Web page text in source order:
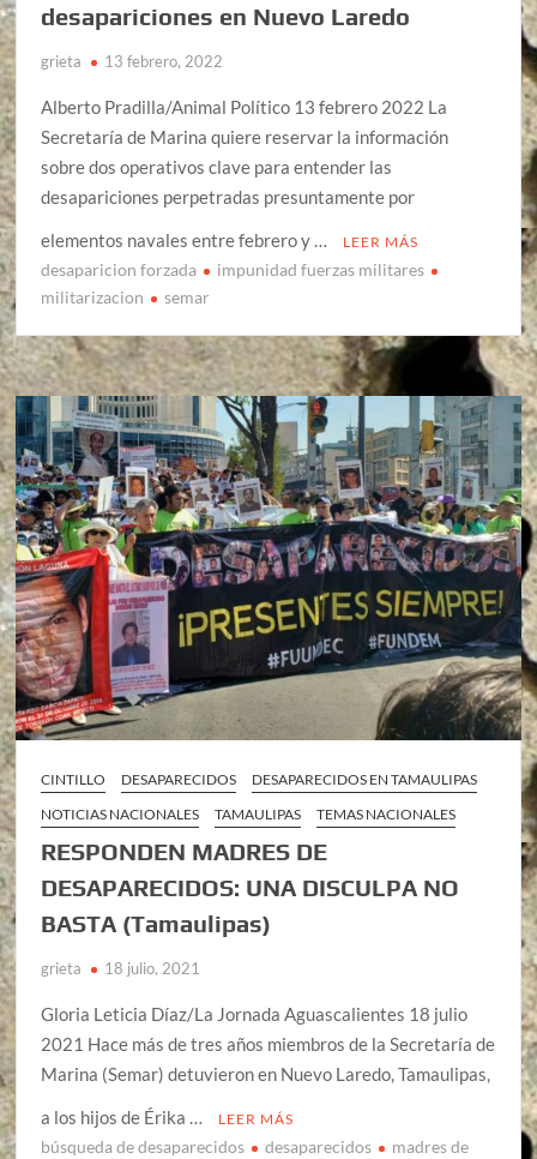
desapariciones en Nuevo Laredo
grieta 13 febrero, 2022
Alberto Pradilla/Animal Político 13 febrero 2022 La
Secretaría de Marina quiere reservar la información
sobre dos operativos clave para entender las
desapariciones perpetradas presuntamente por
elementos navales entre febrero y …
LEER MÁS
desaparicion forzada
impunidad fuerzas militares
militarizacion
semar
CINTILLO DESAPARECIDOS
DESAPARECIDOS EN TAMAULIPAS
NOTICIAS NACIONALES
TAMAULIPAS TEMAS NACIONALES
RESPONDEN MADRES DE
DESAPARECIDOS: UNA DISCULPA NO
BASTA (Tamaulipas)
grieta 18 julio, 2021
Gloria Leticia Díaz/La Jornada Aguascalientes 18 julio
2021 Hace más de tres años miembros de la Secretaría de
Marina (Semar) detuvieron en Nuevo Laredo, Tamaulipas,
a los hijos de Érika …
LEER MÁS
búsqueda de desaparecidos desaparecidos
madres de